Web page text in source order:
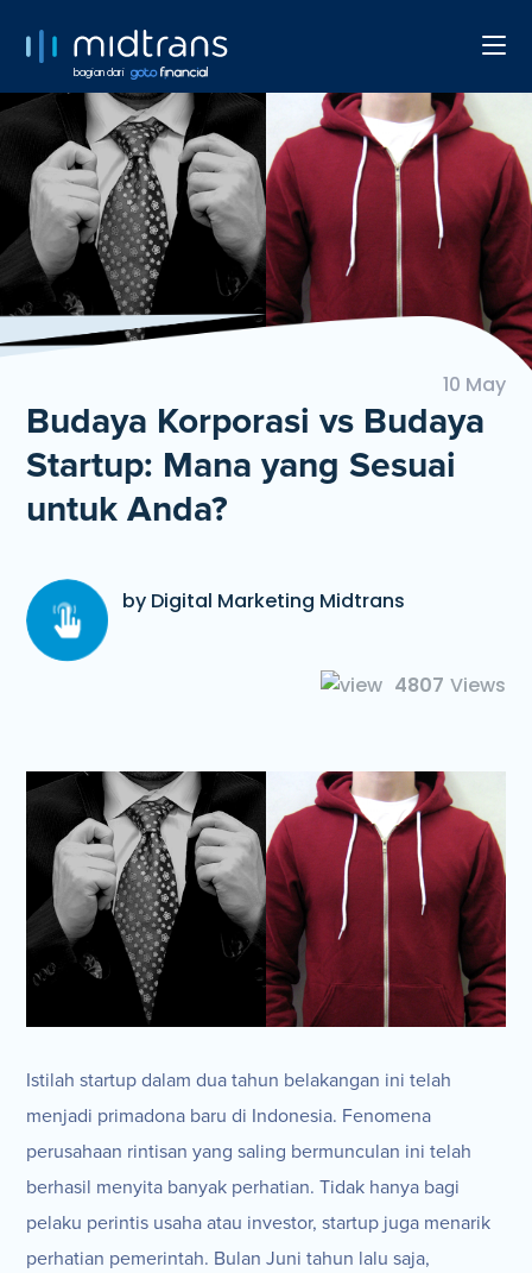
bagian dari
10 May
Budaya Korporasi vs Budaya
Startup: Mana yang Sesuai
untuk Anda?
by Digital Marketing Midtrans
4807 Views
Istilah startup dalam dua tahun belakangan ini telah
menjadi primadona baru di Indonesia. Fenomena
perusahaan rintisan yang saling bermunculan ini telah
berhasil menyita banyak perhatian. Tidak hanya bagi
pelaku perintis usaha atau investor, startup juga menarik
perhatian pemerintah. Bulan Juni tahun lalu saja,